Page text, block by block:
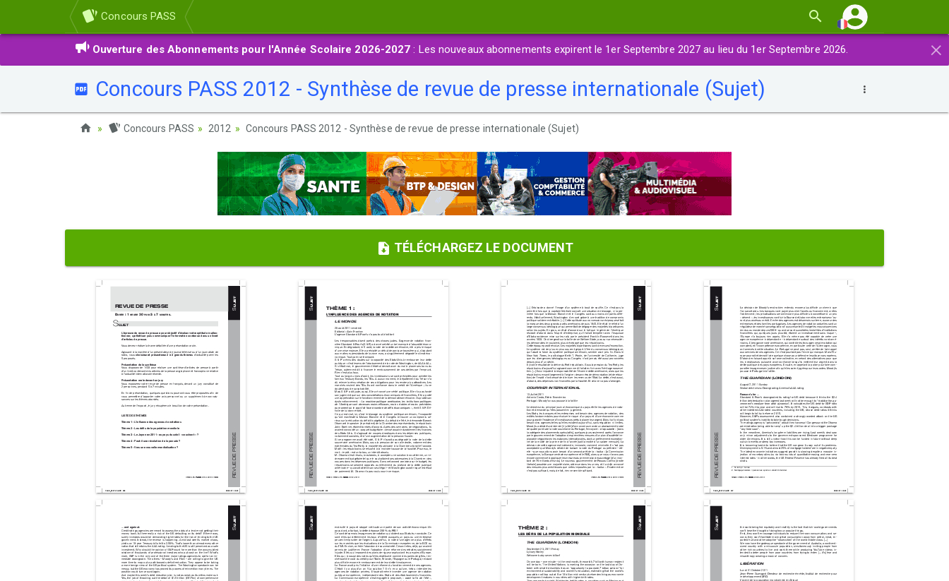
Concours PASS
×
Ouverture des Abonnements pour l'Année Scolaire 2026-2027 : Les nouveaux abonnements expirent le 1er Septembre 2027 au lieu du 1er Septembre 2026.
Concours PASS 2012 - Synthèse de revue de presse internationale (Sujet)
Concours PASS 2012 Concours PASS 2012 - Synthèse de revue de presse internationale (Sujet)
TÉLÉCHARGEZ LE DOCUMENT